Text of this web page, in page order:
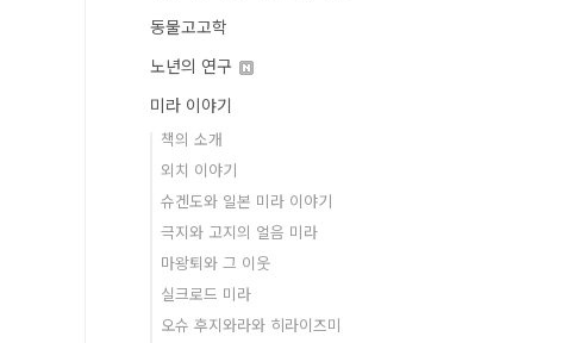
동물고고학
노년의 연구
미라 이야기
책의 소개
외치 이야기
슈겐도와 일본 미라 이야기
극지와 고지의 얼음 미라
마왕퇴와 그 이웃
실크로드 미라
오슈 후지와라와 히라이즈미